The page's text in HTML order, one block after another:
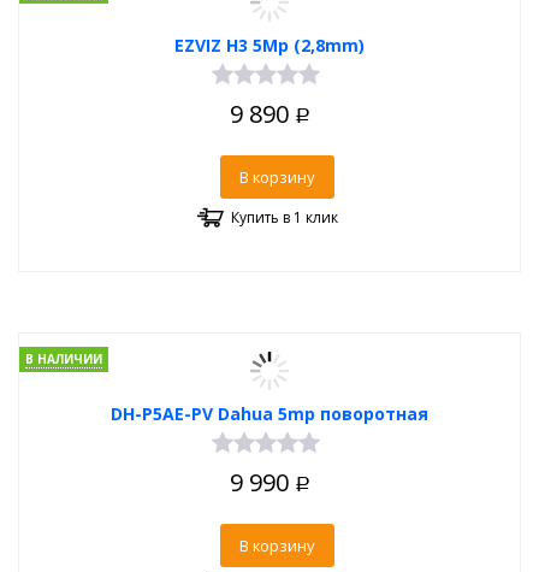
EZVIZ H3 5Mp (2,8mm)
9 890 Р
В корзину
Купить в 1 клик
DH-P5AE-PV Dahua 5mp поворотная
В НАЛИЧИИ
9 990 Р
В корзину